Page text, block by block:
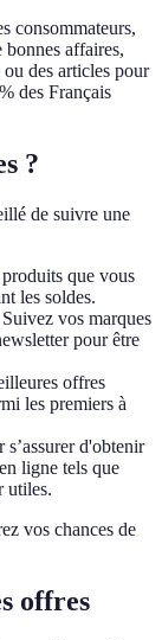
consommateurs,
bonnes affaires,
des articles pour
des Français
?
de suivre une
que vous
les soldes.
Suivez vos marques
pour être
offres
les premiers à
s’assurer d'obtenir
ligne tels que
utiles.
vos chances de
offres